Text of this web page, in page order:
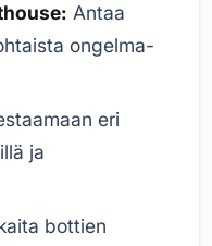
Antaa
ongelma-
eri
ja
bottien